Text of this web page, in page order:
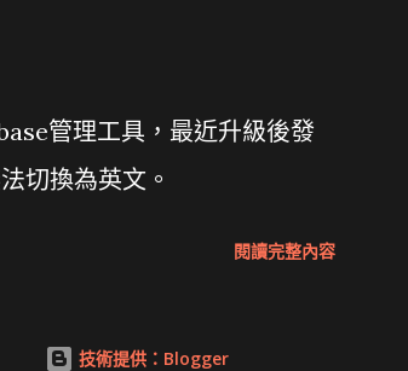
管理工具，最近升級後發
切換為英文。
閱讀完整內容
技術提供：Blogger